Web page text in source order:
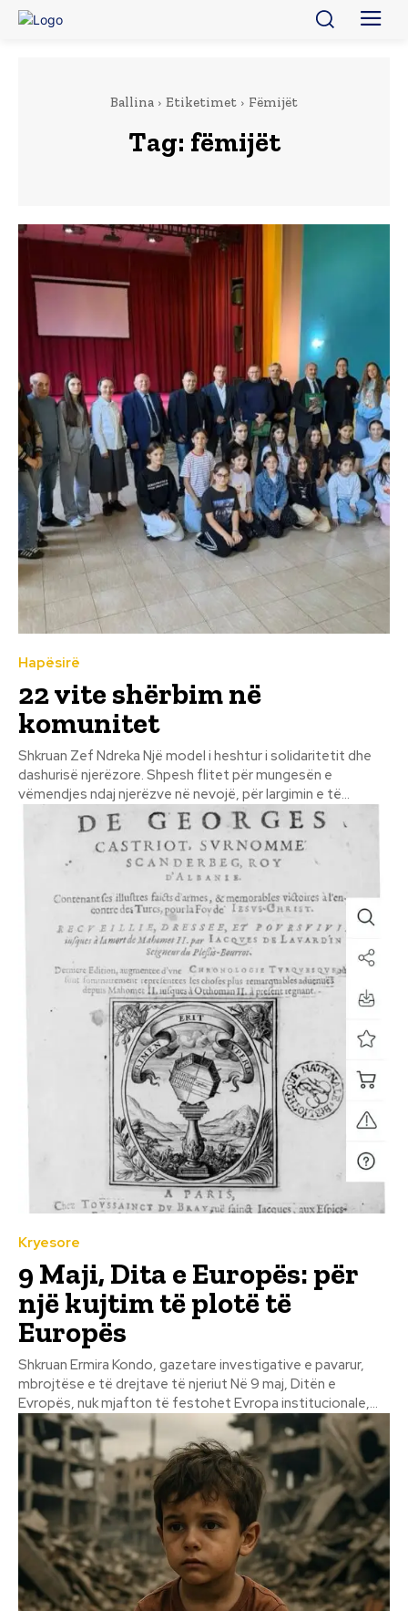
Ballina Etiketimet Fëmijët
Tag: fëmijët
Hapësirë
22 vite shërbim në
komunitet
Shkruan Zef Ndreka Një model i heshtur i solidaritetit dhe
dashurisë njerëzore. Shpesh flitet për mungesën e
vëmendjes ndaj njerëzve në nevojë, për largimin e të...
Kryesore
9 Maji, Dita e Europës: për
një kujtim të plotë të
Europës
Shkruan Ermira Kondo, gazetare investigative e pavarur,
mbrojtëse e të drejtave të njeriut Në 9 maj, Ditën e
Evropës, nuk mjafton të festohet Evropa institucionale,...